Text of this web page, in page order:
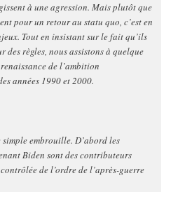
à une agression. Mais plutôt que
pour un retour au statu quo, c’est en
Tout en insistant sur le fait qu’ils
des règles, nous assistons à quelque
de l’ambition
années 1990 et 2000.
embrouille. D’abord les
Biden sont des contributeurs
de l’ordre de l’après-guerre